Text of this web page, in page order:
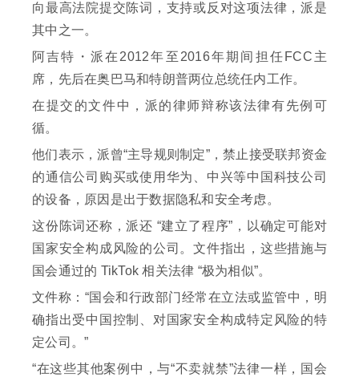
向最高法院提交陈词，支持或反对这项法律，派是
其中之一。
阿吉特・派在2012年至2016年期间担任FCC主
席，先后在奥巴马和特朗普两位总统任内工作。
在提交的文件中，派的律师辩称该法律有先例可
循。
他们表示，派曾“主导规则制定”，禁止接受联邦资金
的通信公司购买或使用华为、中兴等中国科技公司
的设备，原因是出于数据隐私和安全考虑。
这份陈词还称，派还 “建立了程序”，以确定可能对
国家安全构成风险的公司。文件指出，这些措施与
国会通过的 TikTok 相关法律 “极为相似”。
文件称：“国会和行政部门经常在立法或监管中，明
确指出受中国控制、对国家安全构成特定风险的特
定公司。”
“在这些其他案例中，与“不卖就禁”法律一样，国会